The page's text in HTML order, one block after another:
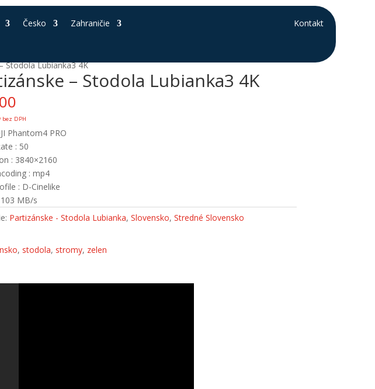
Česko Zahraničie Kontakt
Stodola Lubianka3 4K
– Stodola Lubianka3 4K
bez DPH
Phantom4 PRO
: 50
: 3840×2160
: mp4
: D-Cinelike
MB/s
Partizánske - Stodola Lubianka,Slovensko,Stredné Slovensko
, stodola, stromy, zelen